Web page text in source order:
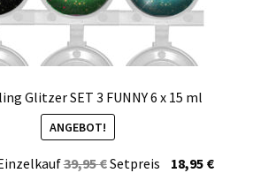
Glitzer SET 3 FUNNY 6 x 15 ml
ANGEBOT!
39,95€Ursprünglicher
Setpreis 18,95 €Aktueller